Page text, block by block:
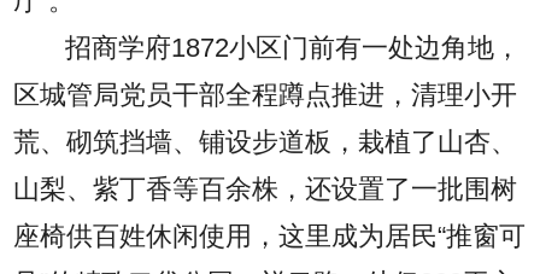
招商学府1872小区门前有一处边角地，
区城管局党员干部全程蹲点推进，清理小开
荒、砌筑挡墙、铺设步道板，栽植了山杏、
山梨、紫丁香等百余株，还设置了一批围树
座椅供百姓休闲使用，这里成为居民“推窗可